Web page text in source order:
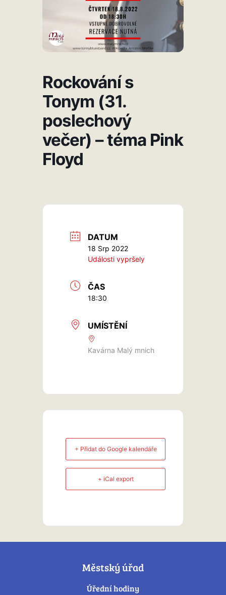
Rockování s
Tonym (31.
poslechový
večer) – téma Pink
Floyd
DATUM
18 Srp 2022
Události vypršely
ČAS
18:30
UMÍSTĚNÍ
Kavárna Malý mnich
+ Přidat do Google kalendáře
+ iCal export
Městský úřad
Úřední hodiny